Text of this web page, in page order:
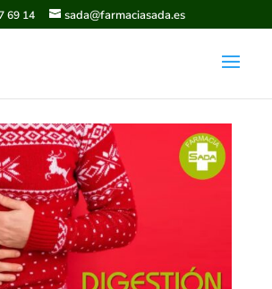
69 14 sada@farmaciasada.es